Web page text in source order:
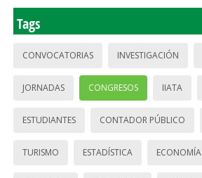
Tags
CONVOCATORIAS INVESTIGACIÓN
JORNADAS CONGRESOS IIATA
ESTUDIANTES CONTADOR PÚBLICO
TURISMO ESTADÍSTICA ECONOMÍA